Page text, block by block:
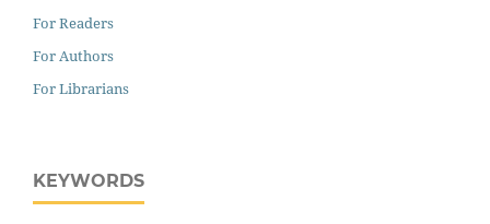
For Readers
For Authors
For Librarians
KEYWORDS